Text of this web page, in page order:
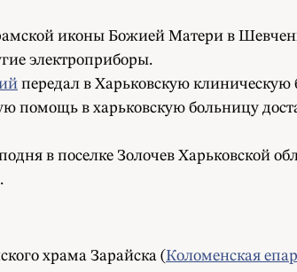
иконы Божией Матери в
электроприборы.
передал в Харьковскую
помощь в харьковскую больницу
в поселке Золочев Харьковской
храма Зарайска (Коломенская